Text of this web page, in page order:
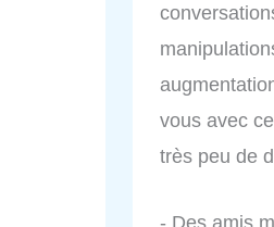
vous avec
très peu de